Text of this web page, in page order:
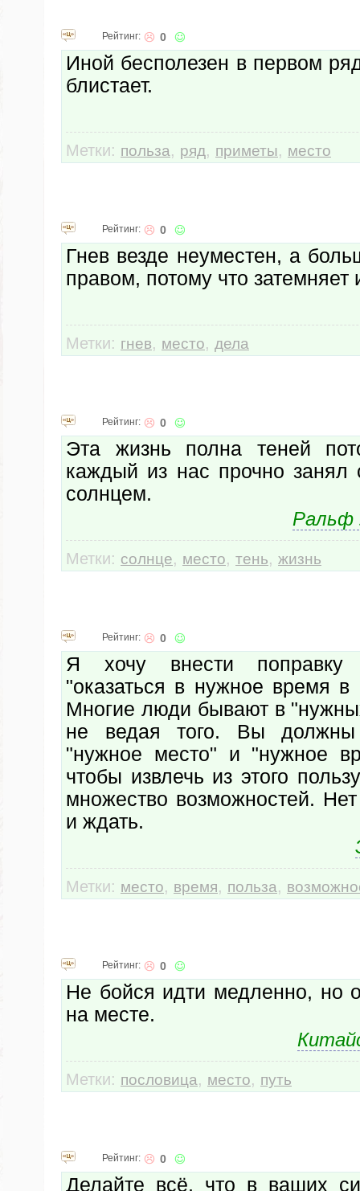
Рейтинг: 0
Иной бесполезен в первом
блистает.
Метки: польза, ряд, приметы, место
Рейтинг: 0
Гнев везде неуместен, а
правом, потому что затемняет
Метки: гнев, место, дела
Рейтинг: 0
Эта жизнь полна теней
каждый из нас прочно занял
солнцем.
Ральф
Метки: солнце, место, тень, жизнь
Рейтинг: 0
Я хочу внести
"оказаться в нужное время
Многие люди бывают в
не ведая того. Вы должны
"нужное место" и "нужное
чтобы извлечь из этого
множество возможностей.
и ждать.
Метки: место, время, польза,
Рейтинг: 0
Не бойся идти медленно, но
на месте.
Метки: пословица, место, путь
Рейтинг: 0
Делайте всё, что в ваших